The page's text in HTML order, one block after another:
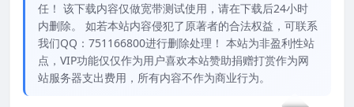
任！ 该下载内容仅做宽带测试使用，请在下载后24小时
内删除。 如若本站内容侵犯了原著者的合法权益，可联系
我们QQ：751166800进行删除处理！ 本站为非盈利性站
点，VIP功能仅仅作为用户喜欢本站赞助捐赠打赏作为网
站服务器支出费用，所有内容不作为商业行为。